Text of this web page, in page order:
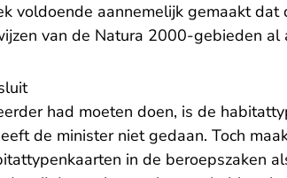
voldoende aannemelijk gemaakt
van de Natura 2000-gebieden al
had moeten doen, is de
de minister niet gedaan. Toch
in de beroepszaken